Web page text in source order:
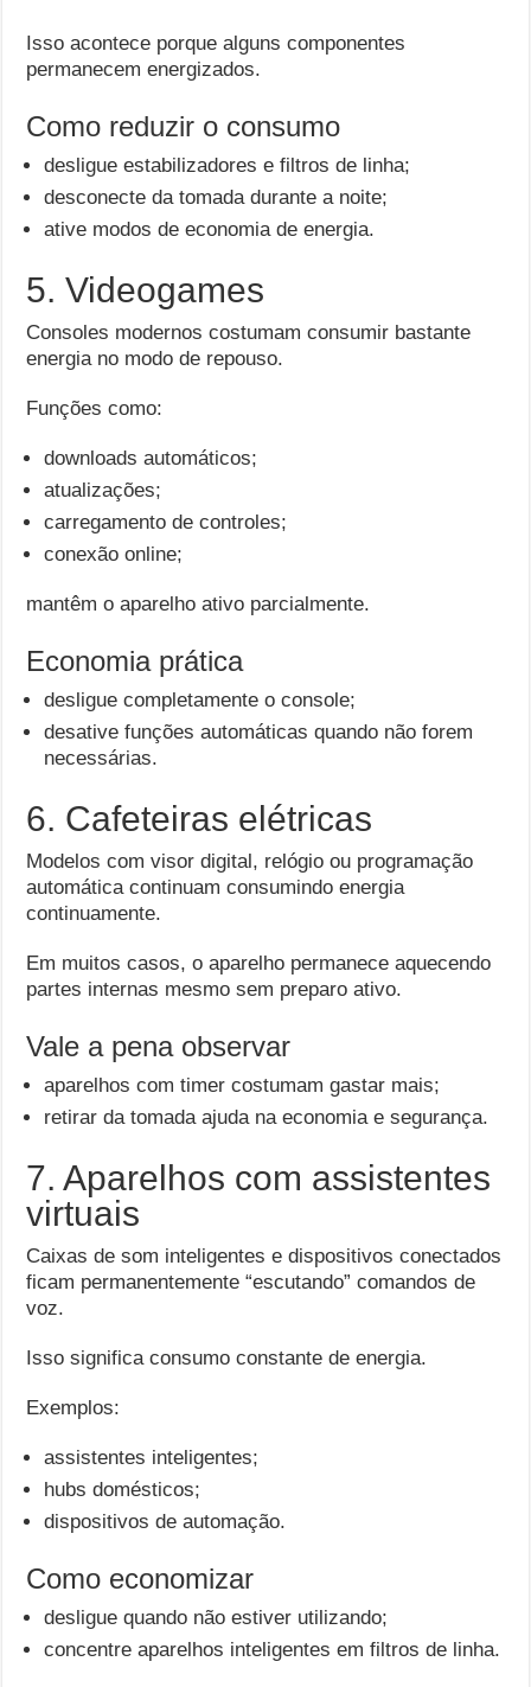
Isso acontece porque alguns componentes
permanecem energizados.
Como reduzir o consumo
desligue estabilizadores e filtros de linha;
desconecte da tomada durante a noite;
ative modos de economia de energia.
5. Videogames
Consoles modernos costumam consumir bastante
energia no modo de repouso.
Funções como:
downloads automáticos;
atualizações;
carregamento de controles;
conexão online;
mantêm o aparelho ativo parcialmente.
Economia prática
desligue completamente o console;
desative funções automáticas quando não forem
necessárias.
6. Cafeteiras elétricas
Modelos com visor digital, relógio ou programação
automática continuam consumindo energia
continuamente.
Em muitos casos, o aparelho permanece aquecendo
partes internas mesmo sem preparo ativo.
Vale a pena observar
aparelhos com timer costumam gastar mais;
retirar da tomada ajuda na economia e segurança.
7. Aparelhos com assistentes
virtuais
Caixas de som inteligentes e dispositivos conectados
ficam permanentemente “escutando” comandos de
voz.
Isso significa consumo constante de energia.
Exemplos:
assistentes inteligentes;
hubs domésticos;
dispositivos de automação.
Como economizar
desligue quando não estiver utilizando;
concentre aparelhos inteligentes em filtros de linha.